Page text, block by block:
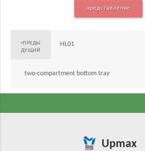
представление
<ПРЕДЫ
ДУЩИЙ
HL01
two-compartment bottom tray
Upmax